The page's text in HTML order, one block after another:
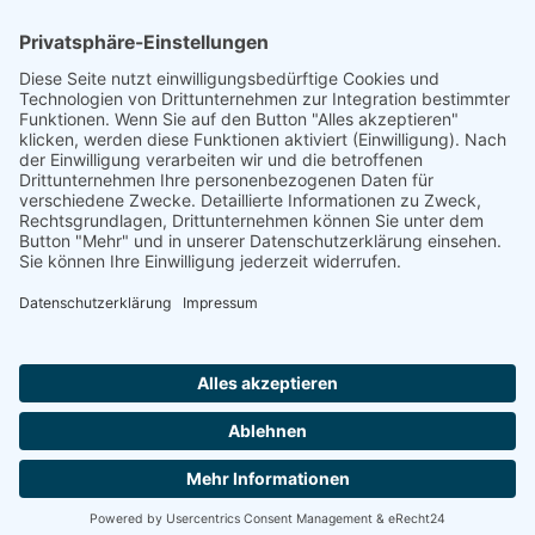
Footer
Cookie-Einstellungen Datenschutz
Impressum
intern
by